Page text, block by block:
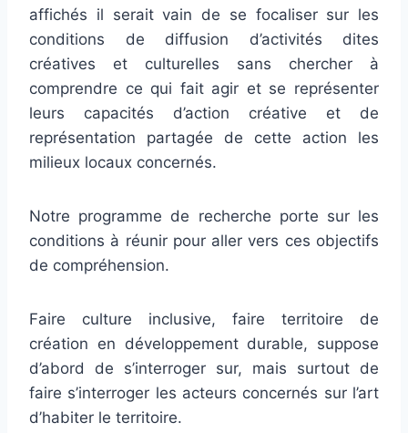
affichés il serait vain de se focaliser sur les
conditions de diffusion d’activités dites
créatives et culturelles sans chercher à
comprendre ce qui fait agir et se représenter
leurs capacités d’action créative et de
représentation partagée de cette action les
milieux locaux concernés.
Notre programme de recherche porte sur les
conditions à réunir pour aller vers ces objectifs
de compréhension.
Faire culture inclusive, faire territoire de
création en développement durable, suppose
d’abord de s’interroger sur, mais surtout de
faire s’interroger les acteurs concernés sur l’art
d’habiter le territoire.